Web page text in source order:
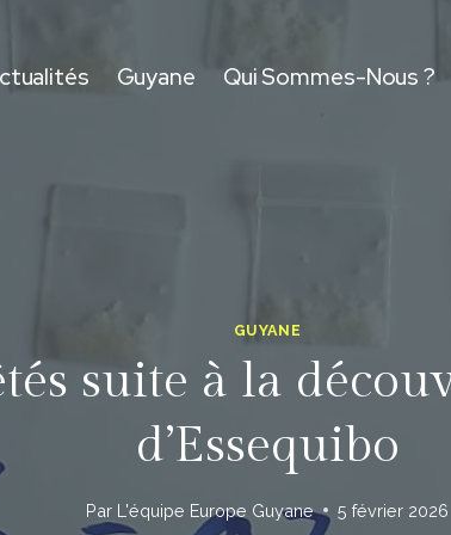
Guyane Qui Sommes-Nous ?
GUYANE
suite à la
d’Essequibo
Par L'équipe Europe Guyane 5 février 2026